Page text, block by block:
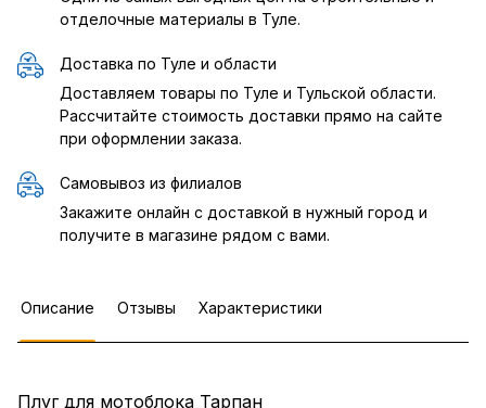
отделочные материалы в Туле.
Доставка по Туле и области
Доставляем товары по Туле и Тульской области.
Рассчитайте стоимость доставки прямо на сайте
при оформлении заказа.
Самовывоз из филиалов
Закажите онлайн с доставкой в нужный город и
получите в магазине рядом с вами.
Описание Отзывы Характеристики
Плуг для мотоблока Тарпан